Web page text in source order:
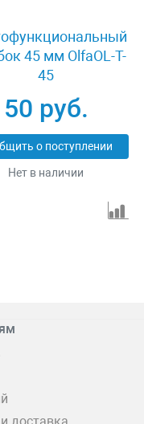
45 мм OlfaOL-T-
45
50 руб.
о поступлении
Нет в наличии